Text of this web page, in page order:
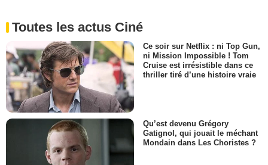
Toutes les actus Ciné
Ce soir sur Netflix : ni Top Gun,
ni Mission Impossible ! Tom
Cruise est irrésistible dans ce
thriller tiré d’une histoire vraie
Qu’est devenu Grégory
Gatignol, qui jouait le méchant
Mondain dans Les Choristes ?